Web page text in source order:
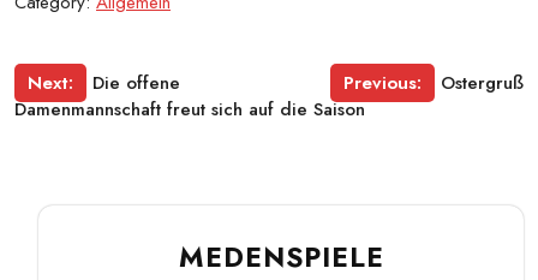
Beitragsnavigation Previous: Ostergruß
Next:
Die offene
Damenmannschaft freut sich auf die Saison
MEDENSPIELE